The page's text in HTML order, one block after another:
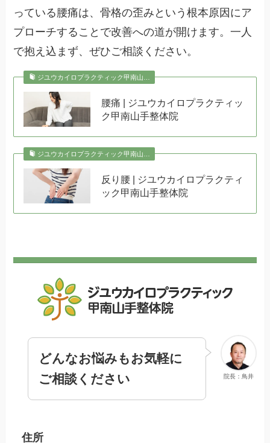
っている腰痛は、骨格の歪みという根本原因にア
プローチすることで改善への道が開けます。一人
で抱え込まず、ぜひご相談ください。
ジユウカイロプラクティック甲南山…
腰痛 | ジユウカイロプラクティッ
ク甲南山手整体院
ジユウカイロプラクティック甲南山…
反り腰 | ジユウカイロプラクティ
ック甲南山手整体院
院長：鳥井
どんなお悩みもお気軽に
ご相談ください
住所